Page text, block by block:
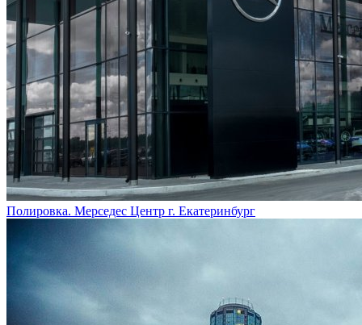
Полировка. Мерседес Центр г. Екатеринбург